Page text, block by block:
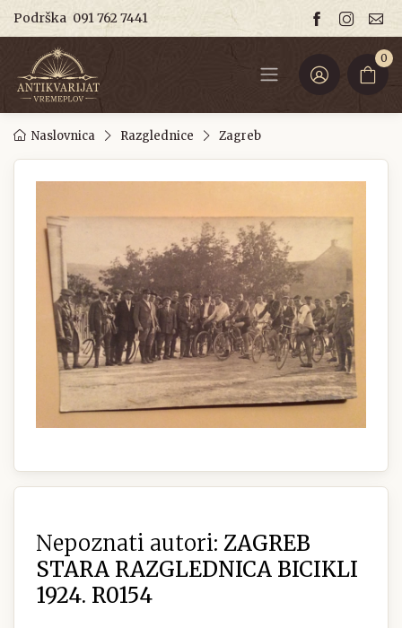
Podrška 091 762 7441
0
Naslovnica Razglednice Zagreb
Nepoznati autori: ZAGREB
STARA RAZGLEDNICA BICIKLI
1924. R0154